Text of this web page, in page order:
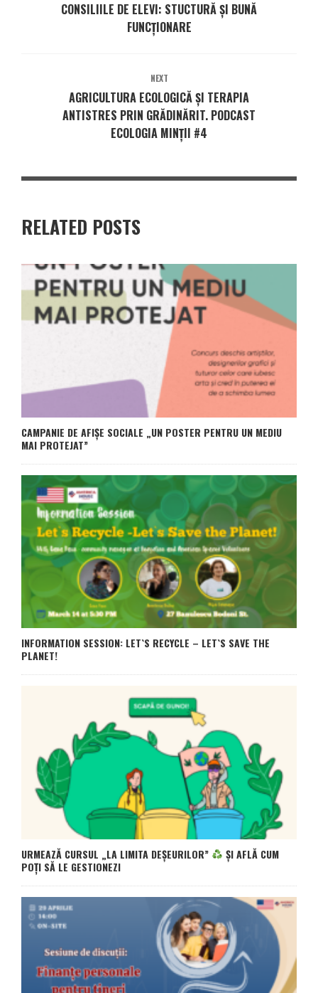
CONSILIILE DE ELEVI: STUCTURĂ ȘI BUNĂ
FUNCȚIONARE
NEXT
AGRICULTURA ECOLOGICĂ ȘI TERAPIA
ANTISTRES PRIN GRĂDINĂRIT. PODCAST
ECOLOGIA MINȚII #4
RELATED POSTS
CAMPANIE DE AFIȘE SOCIALE „UN POSTER PENTRU UN MEDIU
MAI PROTEJAT”
INFORMATION SESSION: LET`S RECYCLE – LET`S SAVE THE
PLANET!
URMEAZĂ CURSUL „LA LIMITA DEȘEURILOR”
ȘI AFLĂ CUM
POȚI SĂ LE GESTIONEZI